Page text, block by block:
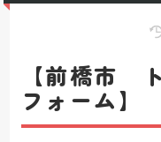
【前橋市
フォーム】